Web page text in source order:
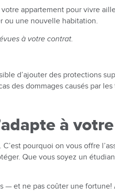
appartement pour vivre
ou une nouvelle habitation.
à votre contrat.
d’ajouter des protections
des dommages causés par
à
pourquoi on vous offre
Que vous soyez un
— et ne pas coûter une fortune!